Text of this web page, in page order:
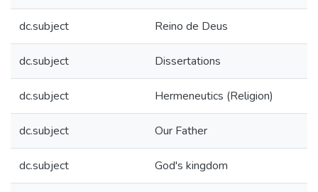
dc.subject Reino de Deus
dc.subject Dissertations
dc.subject Hermeneutics (Religion)
dc.subject Our Father
dc.subject God's kingdom